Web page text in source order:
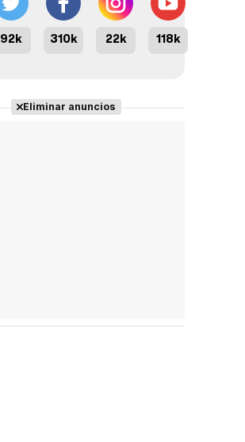
92k 310k 22k 118k
Eliminar anuncios